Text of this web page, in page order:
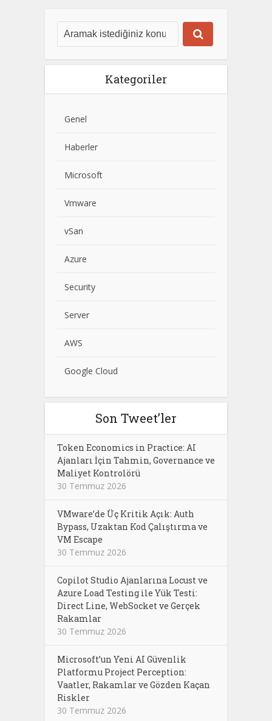
Kategoriler
Genel
Haberler
Microsoft
Vmware
vSan
Azure
Security
Server
AWS
Google Cloud
Son Tweet’ler
Token Economics in Practice: AI
Ajanları İçin Tahmin, Governance ve
Maliyet Kontrolörü
30 Temmuz 2026
VMware’de Üç Kritik Açık: Auth
Bypass, Uzaktan Kod Çalıştırma ve
VM Escape
30 Temmuz 2026
Copilot Studio Ajanlarına Locust ve
Azure Load Testing ile Yük Testi:
Direct Line, WebSocket ve Gerçek
Rakamlar
30 Temmuz 2026
Microsoft’un Yeni AI Güvenlik
Platformu Project Perception:
Vaatler, Rakamlar ve Gözden Kaçan
Riskler
30 Temmuz 2026